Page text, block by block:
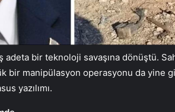
adeta bir teknoloji savaşına dönüştü.
bir manipülasyon operasyonu da yine
yazılımı.